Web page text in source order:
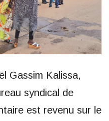
Gassim Kalissa,
syndical de
est revenu sur le